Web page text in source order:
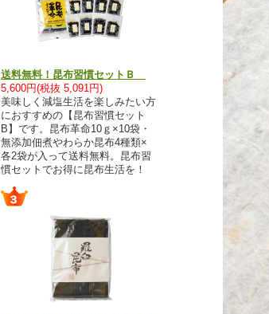
送料無料！昆布習慣セットＢ
5,600円(税抜 5,091円)
美味しく減塩生活を楽しみたい方
におすすめの【昆布習慣セット
B】です。昆布革命10ｇ×10袋・
無添加佃煮やわらか昆布4種類×
各2袋が入って送料無料。昆布習
慣セットでお得に昆布生活を！